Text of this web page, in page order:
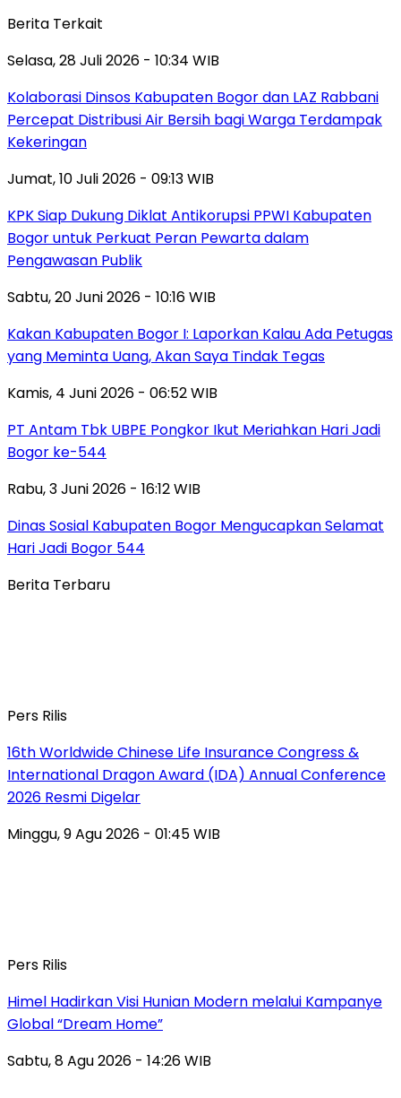
Berita Terkait
Selasa, 28 Juli 2026 - 10:34 WIB
Kolaborasi Dinsos Kabupaten Bogor dan LAZ Rabbani
Percepat Distribusi Air Bersih bagi Warga Terdampak
Kekeringan
Jumat, 10 Juli 2026 - 09:13 WIB
KPK Siap Dukung Diklat Antikorupsi PPWI Kabupaten
Bogor untuk Perkuat Peran Pewarta dalam
Pengawasan Publik
Sabtu, 20 Juni 2026 - 10:16 WIB
Kakan Kabupaten Bogor I: Laporkan Kalau Ada Petugas
yang Meminta Uang, Akan Saya Tindak Tegas
Kamis, 4 Juni 2026 - 06:52 WIB
PT Antam Tbk UBPE Pongkor Ikut Meriahkan Hari Jadi
Bogor ke-544
Rabu, 3 Juni 2026 - 16:12 WIB
Dinas Sosial Kabupaten Bogor Mengucapkan Selamat
Hari Jadi Bogor 544
Berita Terbaru
Pers Rilis
16th Worldwide Chinese Life Insurance Congress &
International Dragon Award (IDA) Annual Conference
2026 Resmi Digelar
Minggu, 9 Agu 2026 - 01:45 WIB
Pers Rilis
Himel Hadirkan Visi Hunian Modern melalui Kampanye
Global “Dream Home”
Sabtu, 8 Agu 2026 - 14:26 WIB